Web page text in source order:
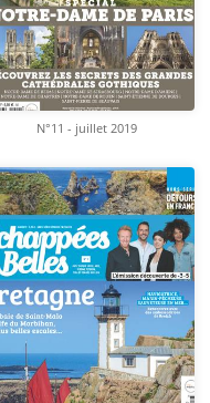
N°11 - juillet 2019